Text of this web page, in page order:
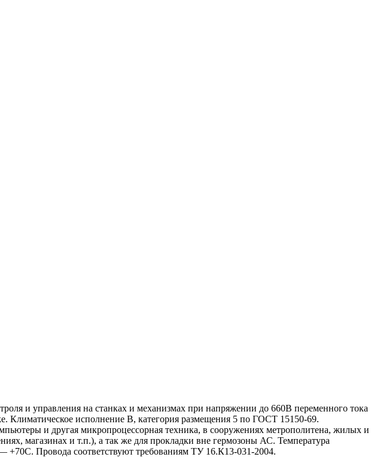
и управления на станках и механизмах при напряжении до 660В переменного тока
Климатическое исполнение В, категория размещения 5 по ГОСТ 15150-69.
и другая микропроцессорная техника, в сооружениях метрополитена, жилых и
магазинах и т.п.), а так же для прокладки вне гермозоны АС. Температура
+70С. Провода соответствуют требованиям ТУ 16.К13-031-2004.